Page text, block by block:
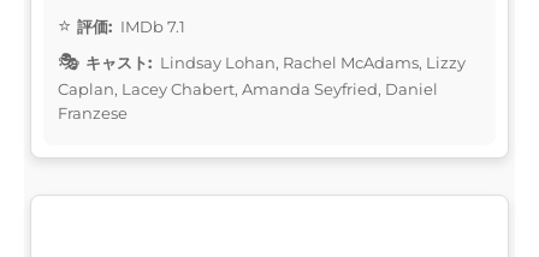
評価: IMDb 7.1
キャスト: Lindsay Lohan, Rachel McAdams, Lizzy
Caplan, Lacey Chabert, Amanda Seyfried, Daniel
Franzese